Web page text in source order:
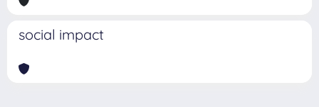
social impact